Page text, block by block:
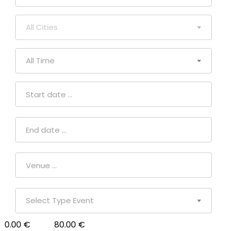
All Cities
All Time
Select Type Event
0.00 € 80.00 €